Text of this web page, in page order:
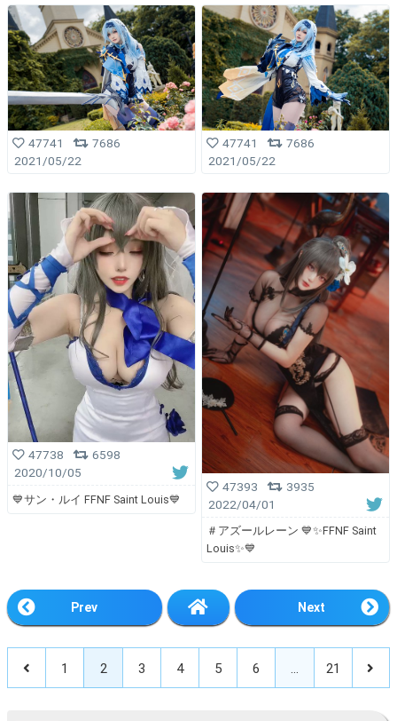
47741
7686
2021/05/22
47741
7686
2021/05/22
47738
6598
2020/10/05
💙サン・ルイ FFNF Saint Louis💙
47393
3935
2022/04/01
＃アズールレーン 💙✨FFNF Saint
Louis✨💙
Prev Next
1 2 3 4 5 6 … 21